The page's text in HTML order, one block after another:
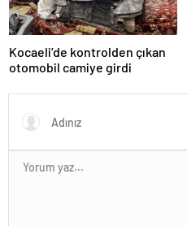
Kocaeli’de kontrolden çıkan
otomobil camiye girdi